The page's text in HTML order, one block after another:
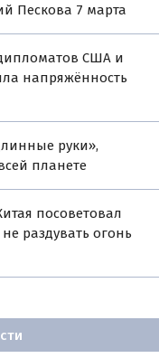
Пескова 7 марта
США и
напряжённость
руки»,
планете
посоветовал
раздувать огонь